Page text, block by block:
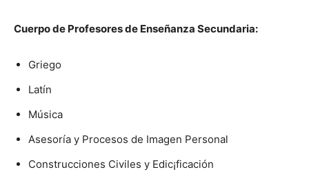
Cuerpo de Profesores de Enseñanza Secundaria:
Griego
Latín
Música
Asesoría y Procesos de Imagen Personal
Construcciones Civiles y Edic¡ficación